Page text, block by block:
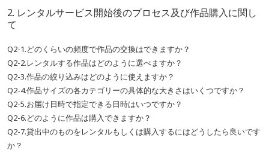
2. レンタルサービス開始後のプロセス及び作品購入に関し
て
Q2-1.どのくらいの頻度で作品の交換はできますか？
Q2-2.レンタルする作品はどのように選べますか？
Q2-3.作品の絞り込みはどのように使えますか？
Q2-4.作品サイズの各カテゴリーの具体的な大きさはいくつですか？
Q2-5.お届け日時で指定できる日時はいつですか？
Q2-6.どのように作品は購入できますか？
Q2-7.貸出中のものをレンタルもしくは購入するにはどうしたら良いです
か？